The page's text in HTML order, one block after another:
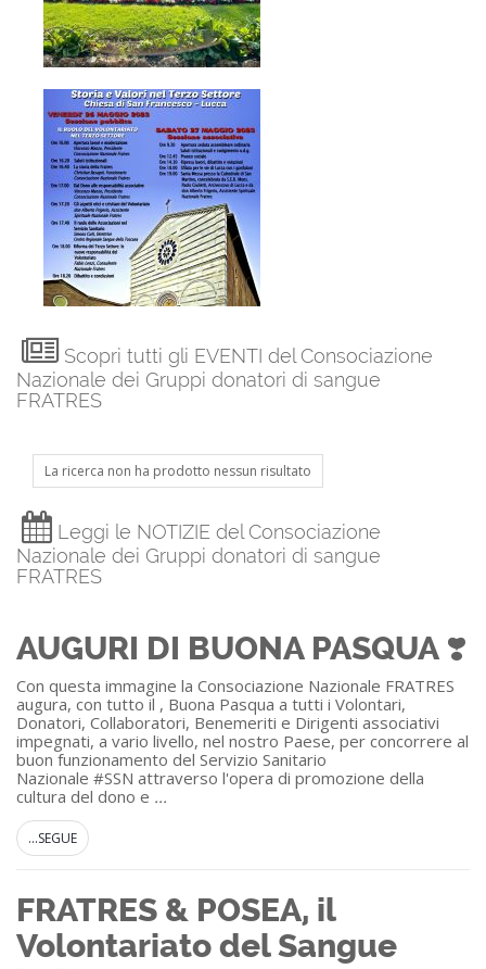
Scopri tutti gli EVENTI del Consociazione
Nazionale dei Gruppi donatori di sangue
FRATRES
La ricerca non ha prodotto nessun risultato
Leggi le NOTIZIE del Consociazione
Nazionale dei Gruppi donatori di sangue
FRATRES
AUGURI DI BUONA PASQUA ❣️
Con questa immagine la Consociazione Nazionale FRATRES
augura, con tutto il , Buona Pasqua a tutti i Volontari,
Donatori, Collaboratori, Benemeriti e Dirigenti associativi
impegnati, a vario livello, nel nostro Paese, per concorrere al
buon funzionamento del Servizio Sanitario
Nazionale #SSN attraverso l'opera di promozione della
cultura del dono e ...
...SEGUE
FRATRES & POSEA, il
Volontariato del Sangue